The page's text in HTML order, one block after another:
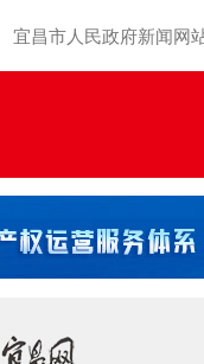
昌市人民政府新闻网